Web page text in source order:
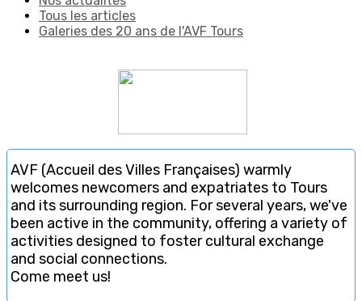
Tous les articles
Galeries des 20 ans de l'AVF Tours
AVF (Accueil des Villes Françaises) warmly
welcomes newcomers and expatriates to Tours
and its surrounding region. For several years, we've
been active in the community, offering a variety of
activities designed to foster cultural exchange
and social connections.
Come meet us!